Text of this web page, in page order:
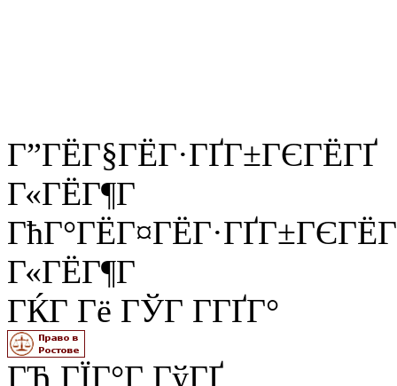
Г”ГЁГ§ГЁГ·ГҐГ±ГЄГЁГҐ
Г«ГЁГ¶Г
Г«ГЁГ¶Г
ГЌГ Гё ГЎГ Г­ГҐГ°
ГЋ ГЇГ°Г ГўГҐ